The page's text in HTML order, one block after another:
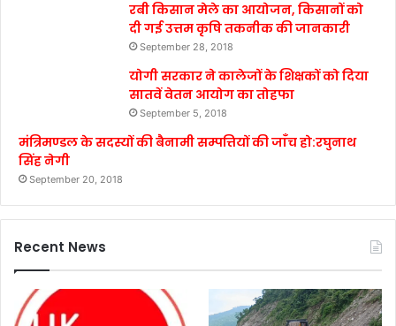
रबी किसान मेले का आयोजन, किसानों को
दी गई उत्तम कृषि तकनीक की जानकारी
September 28, 2018
योगी सरकार ने कालेजों के शिक्षकों को दिया
सातवें वेतन आयोग का तोहफा
September 5, 2018
मंत्रिमण्डल के सदस्यों की बैनामी सम्पत्तियों की जाँच हो:रघुनाथ
सिंह नेगी
September 20, 2018
Recent News